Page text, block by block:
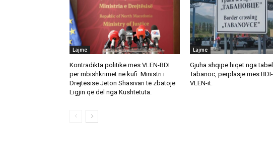
Lajme
Kontradikta politike mes VLEN-BDI
për mbishkrimet në kufi .Ministri i
Drejtësisë Jeton Shasivari të zbatojë
Ligjin që del nga Kushtetuta.
Lajme
Gjuha shqipe hiqet nga
Tabanoc, përplasje mes
VLEN-it.